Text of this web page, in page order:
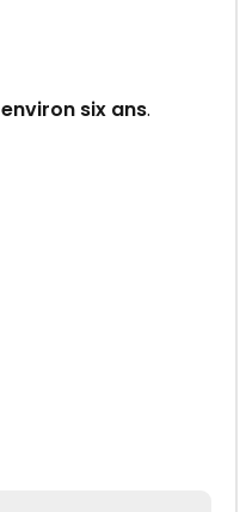
environ six ans.